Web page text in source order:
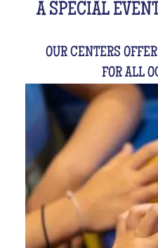
A SPECIAL
OUR CENTERS
FOR ALL